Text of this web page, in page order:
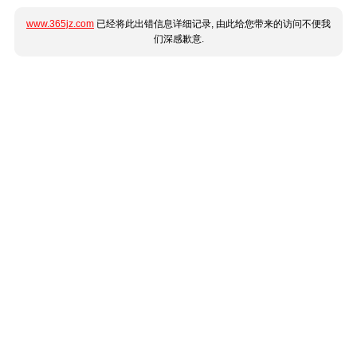
www.365jz.com 已经将此出错信息详细记录, 由此给您带来的访问不便我
们深感歉意.